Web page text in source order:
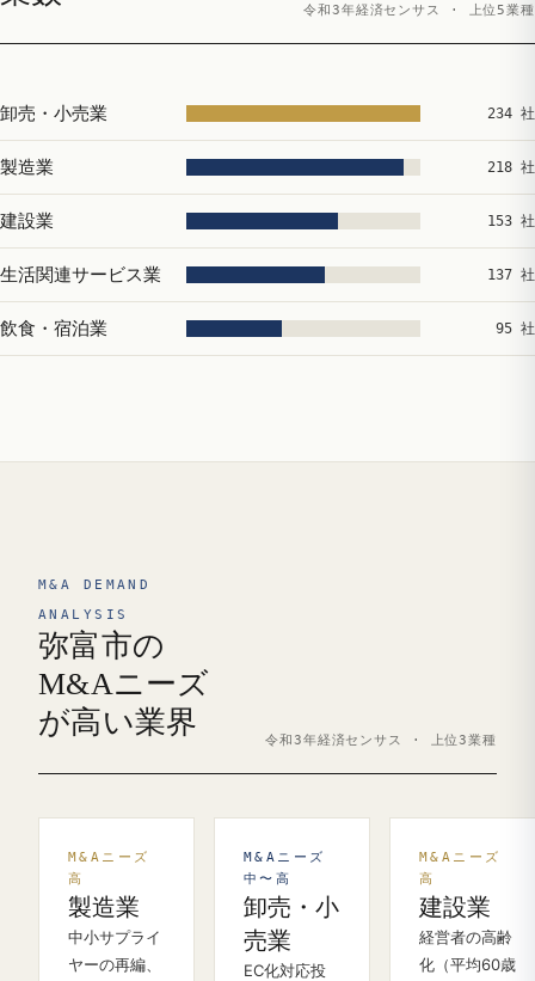
令和3年経済センサス · 上位5業種
卸売・小売業 234 社
製造業 218 社
建設業 153 社
生活関連サービス業 137 社
飲食・宿泊業 95 社
M&A DEMAND
ANALYSIS
弥富市の
M&Aニーズ
が高い業界
令和3年経済センサス · 上位3業種
M&Aニーズ
高
製造業
中小サプライ
ヤーの再編、
M&Aニーズ
中〜高
卸売・小
売業
EC化対応投
M&Aニーズ
高
建設業
経営者の高齢
化（平均60歳